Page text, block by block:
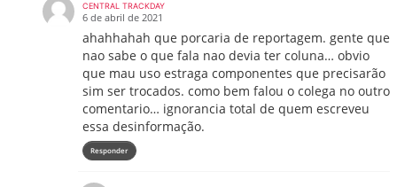
CENTRAL TRACKDAY
6 de abril de 2021
ahahhahah que porcaria de reportagem. gente que
nao sabe o que fala nao devia ter coluna… obvio
que mau uso estraga componentes que precisarão
sim ser trocados. como bem falou o colega no outro
comentario… ignorancia total de quem escreveu
essa desinformação.
Responder